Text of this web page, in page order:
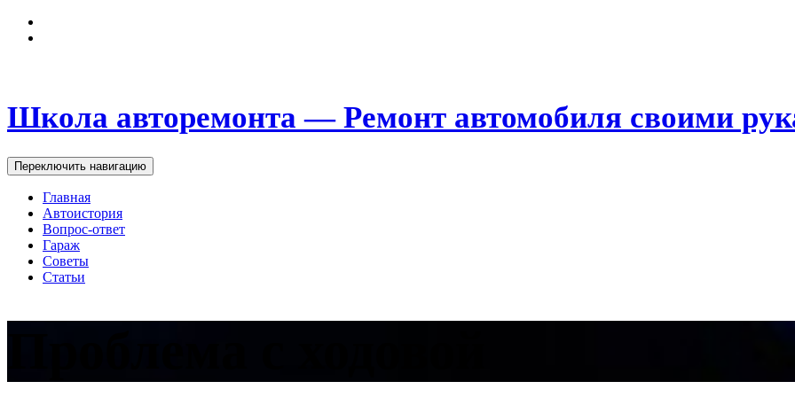
Школа авторемонта — Ремонт автомобиля своими
Переключить навигацию
Главная
Автоистория
Вопрос-ответ
Гараж
Советы
Статьи